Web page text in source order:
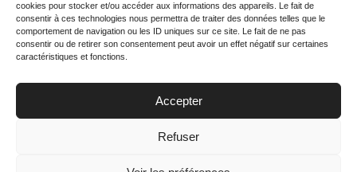
cookies pour stocker et/ou accéder aux informations des appareils. Le fait de
consentir à ces technologies nous permettra de traiter des données telles que le
comportement de navigation ou les ID uniques sur ce site. Le fait de ne pas
consentir ou de retirer son consentement peut avoir un effet négatif sur certaines
caractéristiques et fonctions.
Accepter
Refuser
Rechercher votre
programme
Votre soirée :